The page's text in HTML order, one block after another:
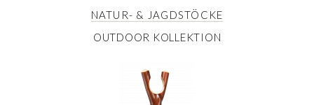
NATUR- & JAGDSTÖCKE
OUTDOOR KOLLEKTION